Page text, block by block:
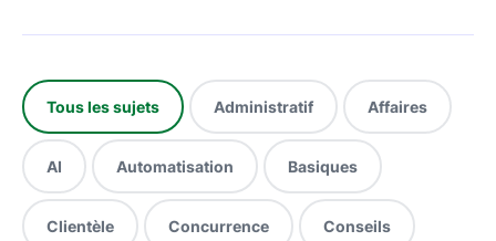
Tous les sujets Administratif Affaires
AI Automatisation Basiques
Clientèle Concurrence Conseils